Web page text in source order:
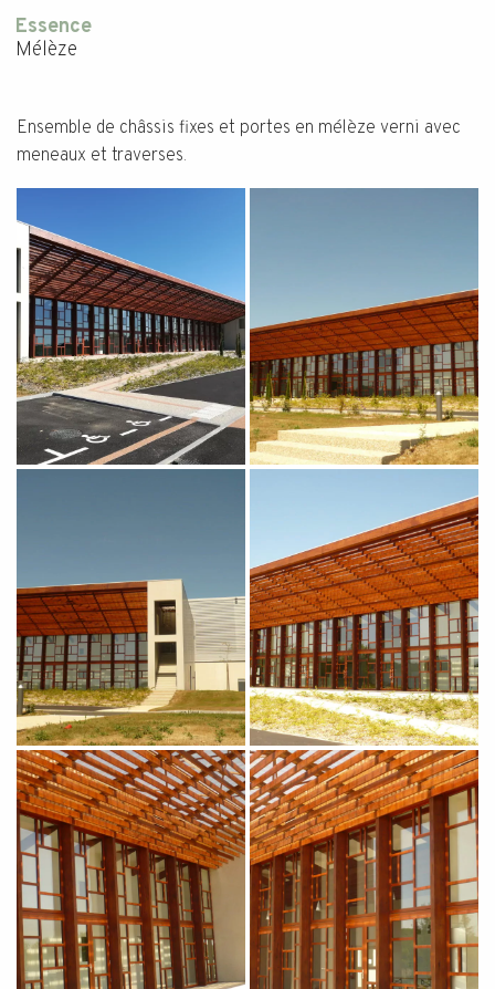
Essence
Mélèze
Ensemble de châssis fixes et portes en mélèze verni avec
meneaux et traverses.